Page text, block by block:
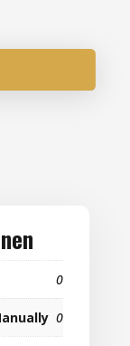
0
0